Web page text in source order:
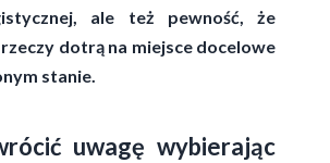
ale też pewność, że
dotrą na miejsce docelowe
stanie.
uwagę wybierając